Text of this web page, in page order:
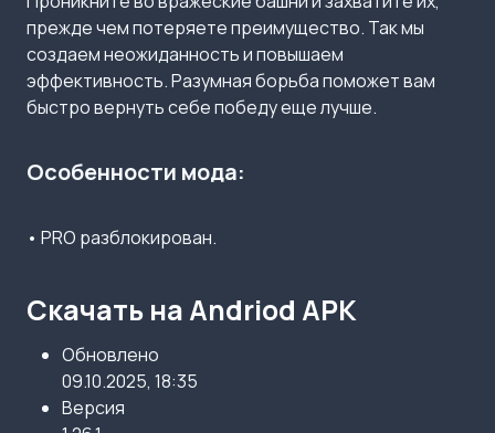
прежде чем потеряете преимущество. Так мы
создаем неожиданность и повышаем
эффективность. Разумная борьба поможет вам
быстро вернуть себе победу еще лучше.
Особенности мода:
• PRO разблокирован.
Скачать на Andriod APK
Обновлено
09.10.2025, 18:35
Версия